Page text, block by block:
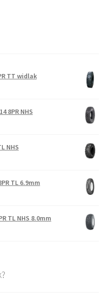
TT widlak
8PR NHS
NHS
TL 6.9mm
TL NHS 8.0mm